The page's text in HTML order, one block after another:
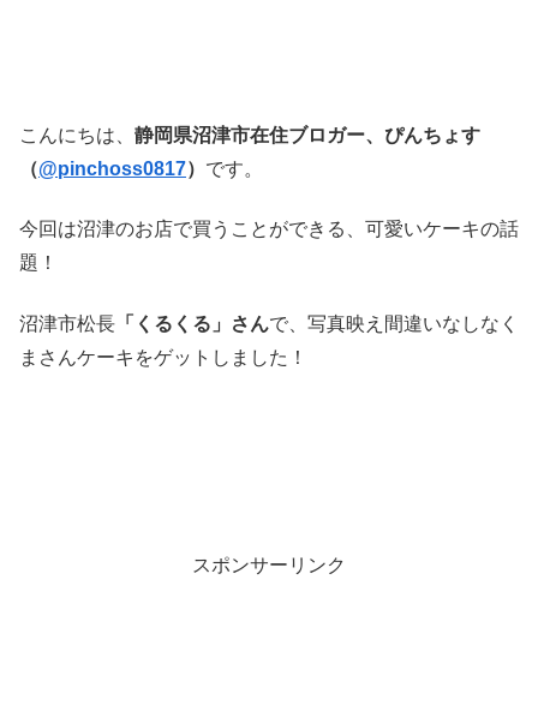
こんにちは、 静岡県沼津市在住ブロガー、ぴんちょす
（@pinchoss0817） です。
今回は沼津のお店で買うことができる、可愛いケーキの話
題！
沼津市松長 「くるくる」さんで、写真映え間違いなしなく
まさんケーキをゲットしました！
スポンサーリンク